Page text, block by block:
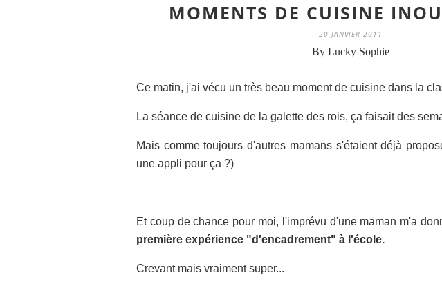
MOMENTS DE CUISINE
20 JANVIER 2011
By Lucky Sophie
Ce matin, j'ai vécu un très beau moment de cuisine dans la
La séance de cuisine de la galette des rois, ça faisait des
Mais comme toujours d'autres mamans s'étaient déjà
une appli pour ça ?)
Et coup de chance pour moi, l'imprévu d'une maman m'a
première expérience "d'encadrement" à l'école.
Crevant mais vraiment super...